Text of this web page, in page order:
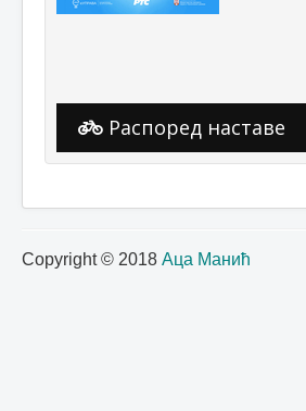
Распоред наставе
Copyright © 2018 Аца Манић